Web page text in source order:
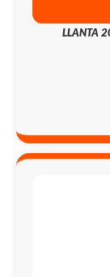
LLANTA